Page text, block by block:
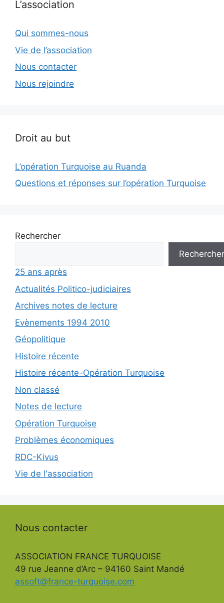
L’association
Qui sommes-nous
Vie de l’association
Nous contacter
Nous rejoindre
Droit au but
L’opération Turquoise au Ruanda
Questions et réponses sur l’opération Turquoise
Rechercher
Rechercher
25 ans après
Actualités Politico-judiciaires
Archives notes de lecture
Evènements 1994 2010
Géopolitique
Histoire récente
Histoire récente-Opération Turquoise
Non classé
Notes de lecture
Opération Turquoise
Problèmes économiques
RDC-Kivus
Vie de l'association
Nous contacter
ASSOCIATION FRANCE TURQUOISE
49 rue Jeanne d’Arc – 94160 Saint Mandé
assoft@france-turquoise.com